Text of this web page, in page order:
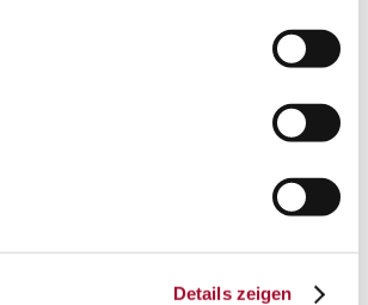
Details zeigen
Postfach 91 13 21, 30433